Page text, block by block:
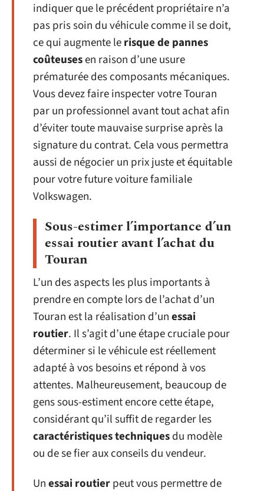
indiquer que le précédent propriétaire n’a
pas pris soin du véhicule comme il se doit,
ce qui augmente lerisque de pannes
coûteusesen raison d’une usure
prématurée des composants mécaniques.
Vous devez faire inspecter votre Touran
par un professionnel avant tout achat afin
d’éviter toute mauvaise surprise après la
signature du contrat. Cela vous permettra
aussi de négocier un prix juste et équitable
pour votre future voiture familiale
Volkswagen.
Sous-estimer l’importance d’un
essai routier avant l’achat du
Touran
L’un des aspects les plus importants à
prendre en compte lors de l’achat d’un
Touran est la réalisation d’unessai
routier. Il s’agit d’une étape cruciale pour
déterminer si le véhicule est réellement
adapté à vos besoins et répond à vos
attentes. Malheureusement, beaucoup de
gens sous-estiment encore cette étape,
considérant qu’il suffit de regarder les
caractéristiques techniquesdu modèle
ou de se fier aux conseils du vendeur.
Unessai routierpeut vous permettre de